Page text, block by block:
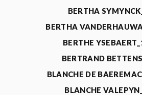
BERTHA
BERTHA
BERTHE
BERTRAND
BLANCHE DE
BLANCHE